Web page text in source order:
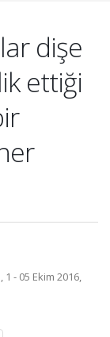
dişe
ettiği
- 05 Ekim 2016,